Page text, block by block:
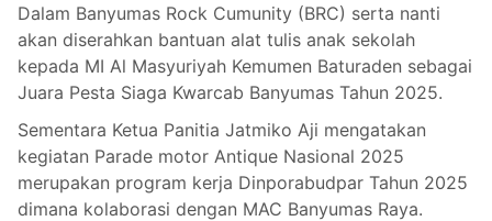
Dalam Banyumas Rock Cumunity (BRC) serta nanti
akan diserahkan bantuan alat tulis anak sekolah
kepada MI Al Masyuriyah Kemumen Baturaden sebagai
Juara Pesta Siaga Kwarcab Banyumas Tahun 2025.
Sementara Ketua Panitia Jatmiko Aji mengatakan
kegiatan Parade motor Antique Nasional 2025
merupakan program kerja Dinporabudpar Tahun 2025
dimana kolaborasi dengan MAC Banyumas Raya.